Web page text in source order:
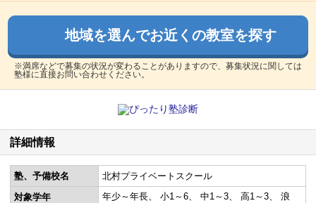
地域を選んでお近くの教室を探す
※満席などで募集の状況が変わることがありますので、募集状況に関しては
塾様に直接お問い合わせください。
詳細情報
塾、予備校名
北村プライベートスクール
対象学年
年少～年長 小1～6 中1～3 高1～3 浪